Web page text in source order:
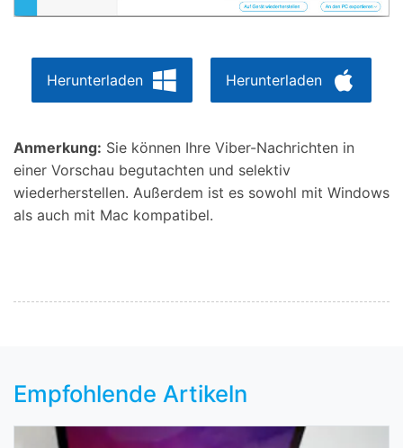
Herunterladen Herunterladen
Anmerkung: Sie können Ihre Viber-Nachrichten in
einer Vorschau begutachten und selektiv
wiederherstellen. Außerdem ist es sowohl mit Windows
als auch mit Mac kompatibel.
Empfohlende Artikeln